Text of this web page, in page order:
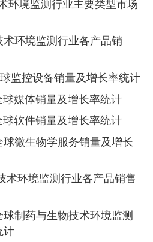
环境监测行业主要类型市场
术环境监测行业各产品销
监控设备销量及增长率统计
媒体销量及增长率统计
软件销量及增长率统计
微生物学服务销量及增长
术环境监测行业各产品销售
制药与生物技术环境监测
计